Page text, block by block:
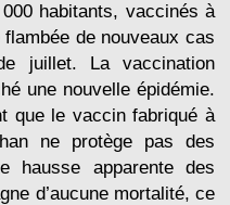
habitants, vaccinés à
de nouveaux cas
juillet. La vaccination
une nouvelle épidémie.
que le vaccin fabriqué à
ne protège pas des
hausse apparente des
d’aucune mortalité, ce